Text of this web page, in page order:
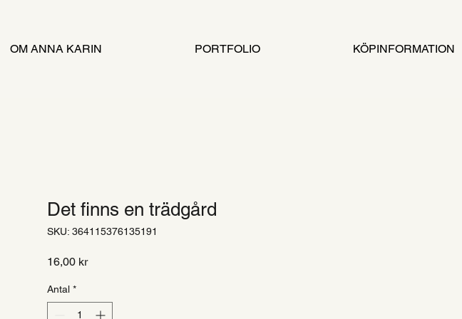
OM ANNA KARIN PORTFOLIO KÖPINFORMATION
Det finns en trädgård
SKU: 364115376135191
16,00 krPris
Antal *